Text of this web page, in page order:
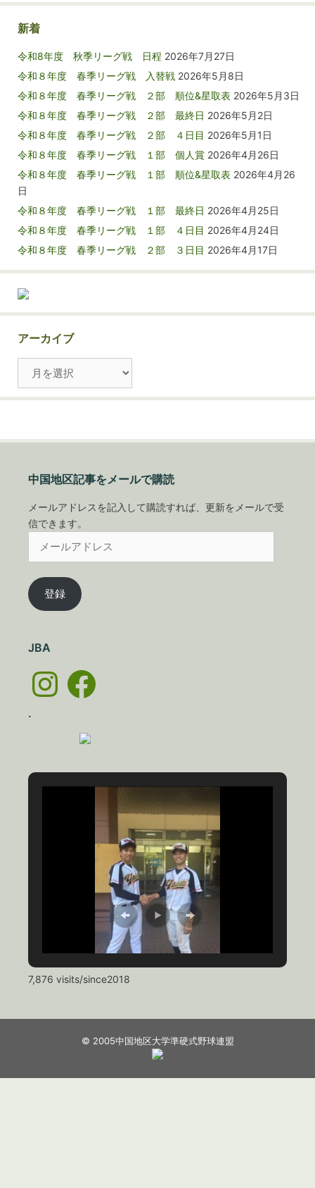
新着
令和8年度 秋季リーグ戦 日程 2026年7月27日
令和８年度 春季リーグ戦 入替戦 2026年5月8日
令和８年度 春季リーグ戦 ２部 順位&星取表 2026年5月3日
令和８年度 春季リーグ戦 ２部 最終日 2026年5月2日
令和８年度 春季リーグ戦 ２部 ４日目 2026年5月1日
令和８年度 春季リーグ戦 １部 個人賞 2026年4月26日
令和８年度 春季リーグ戦 １部 順位&星取表 2026年4月26
日
令和８年度 春季リーグ戦 １部 最終日 2026年4月25日
令和８年度 春季リーグ戦 １部 ４日目 2026年4月24日
令和８年度 春季リーグ戦 ２部 ３日目 2026年4月17日
アーカイブ
カ
中国地区記事をメールで購読
メールアドレスを記入して購読すれば、更新をメールで受
信できます。
ア
ド
登録
JBA
InstagramFacebook
.
7,876 visits/since2018
© 2005中国地区大学準硬式野球連盟